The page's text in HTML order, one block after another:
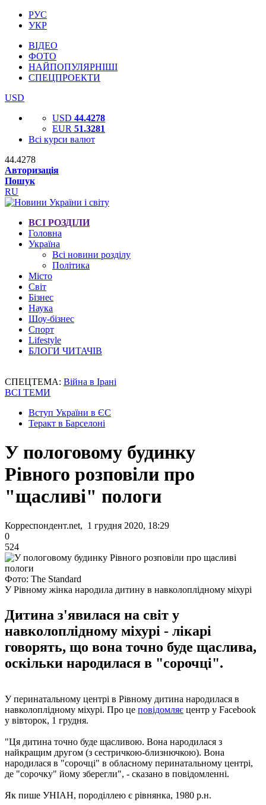
РУС
УКР
ВІДЕО
ФОТО
НАЙПОПУЛЯРНІШІ
СПЕЦПРОЕКТИ
USD
USD 44.4278
EUR 51.3281
Всі курси валют
44.4278
Авторизація
Пошук
RU
ВСІ РОЗДІЛИ
Головна
Україна
Всі новини розділу
Політика
Місто
Світ
Бізнес
Наука
Шоу-бізнес
Спорт
Lifestyle
БЛОГИ ЧИТАЧІВ
СПЕЦТЕМА: Війна в Ірані
ВСІ ТЕМИ
Вступ України в ЄС
Теракт в Барселоні
У пологовому будинку
Рівного розповіли про
"щасливі" пологи
Корреспондент.net, 1 грудня 2020, 18:29
0
524
Фото: The Standard
У Рівному жінка народила дитину в навколоплідному міхурі
Дитина з'явилася на світ у
навколоплідному міхурі - лікарі
говорять, що вона точно буде щаслива,
оскільки народилася в "сорочці".
У перинатальному центрі в Рівному дитина народилася в
навколоплідному міхурі. Про це повідомляє центр у Facebook
у вівторок, 1 грудня.
"Ця дитина точно буде щасливою. Вона народилася з
найкращим другом (з сестричкою-близнючкою). Вона
народилася в "сорочці" в обласному перинатальному центрі,
де "сорочку" йому зберегли", - сказано в повідомленні.
Як пише УНІАН, породіллею є рівнянка, 1980 р.н.